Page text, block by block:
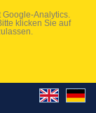
Analytics.
Bitte klicken Sie auf